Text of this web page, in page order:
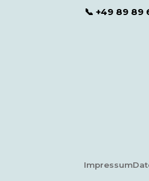
📞 +49 89 89
Impressum